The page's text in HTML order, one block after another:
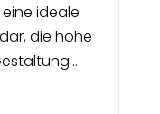
ideale
die hohe